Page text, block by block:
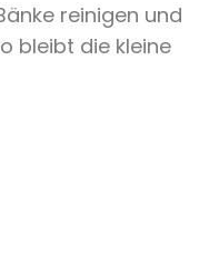
reinigen und
bleibt die kleine